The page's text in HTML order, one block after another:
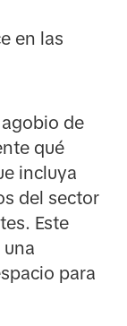
en las
de
qué
incluya
del sector
Este
para